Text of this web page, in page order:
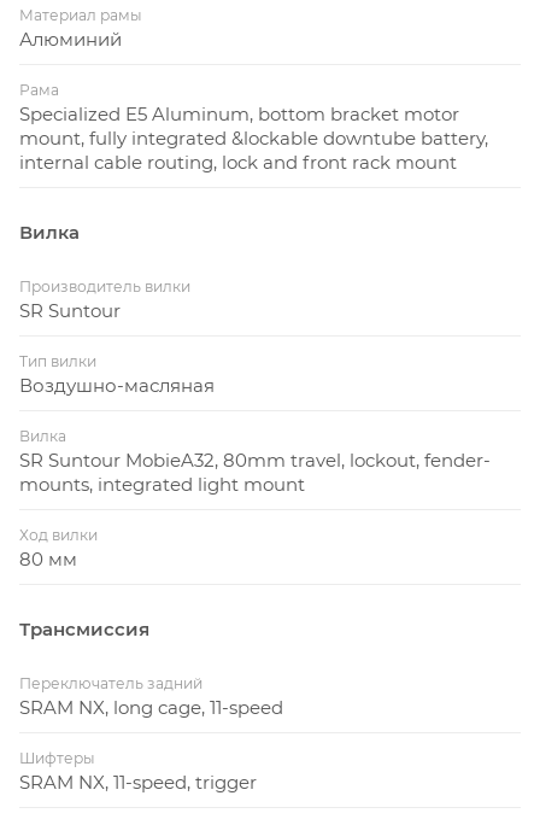
Материал рамы
Алюминий
Рама
Specialized E5 Aluminum, bottom bracket motor
mount, fully integrated &lockable downtube battery,
internal cable routing, lock and front rack mount
Вилка
Производитель вилки
SR Suntour
Тип вилки
Воздушно-масляная
Вилка
SR Suntour MobieA32, 80mm travel, lockout, fender-
mounts, integrated light mount
Ход вилки
80 мм
Трансмиссия
Переключатель задний
SRAM NX, long cage, 11-speed
Шифтеры
SRAM NX, 11-speed, trigger